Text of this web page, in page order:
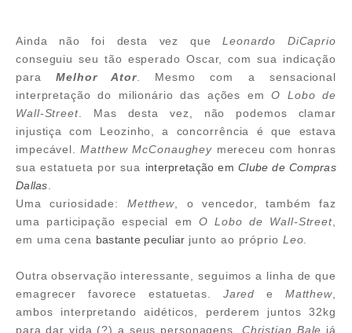
Ainda não foi desta vez queLeonardo DiCaprio
conseguiu seu tão esperado Oscar, com sua indicação
paraMelhor Ator. Mesmo com a sensacional
interpretação do milionário das ações emO Lobo de
Wall-Street. Mas desta vez, não podemos clamar
injustiça com Leozinho, a concorrência é que estava
impecável.MatthewMcConaughey mereceu com honras
sua estatueta por sua interpretação emClube de Compras
Dallas
Uma curiosidade: Metthew , o vencedor, também faz
uma participação especial em O Lobo de Wall-Street
em uma cena bastante peculiar junto ao próprio Leo
Outra observação interessante, seguimos a linha de que
emagrecer favorece estatuetas. Jared e Matthew
ambos interpretando aidéticos, perderem juntos 32kg
para dar vida (?) a seus personagens. Christian Bale já